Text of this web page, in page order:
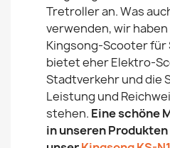
Tretroller an. Was
verwenden, wir
Kingsong-Scooter für
bietet eher Elektro-
Stadtverkehr und die
Leistung und
stehen. Eine schöne
in unseren